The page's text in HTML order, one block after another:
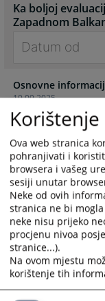
Ka boljoj
Zapadnom
forward
to
interact
with
the
calendar
and
select
a
date.
Press
the
question
mark
key
19.09.2025.
Osnovne
Korištenje
Ova web stranica
pohranjivati i
browsera i vašeg
sesiji unutar
Neke od ovih
stranica ne bi
neke nisu prijeko
procjenu nivoa
stranice...).
Na ovom mjestu
korištenje tih